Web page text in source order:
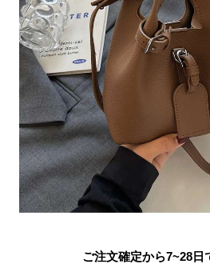
ご注文確定から7~28日